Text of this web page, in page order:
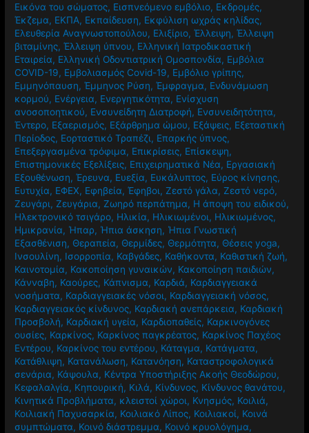
Εικόνα του σώματος, Εισπνεόμενο εμβόλιο, Εκδρομές,
Έκζεμα, ΕΚΠΑ, Εκπαίδευση, Εκφύλιση ωχράς κηλίδας,
Ελευθερία Αναγνωστοπούλου, Ελιξίριο,Έλλειψη,Έλλειψη
βιταμίνης,Έλλειψη ύπνου, Ελληνική Ιατροδικαστική
Εταιρεία, Ελληνική Οδοντιατρική Ομοσπονδία, Εμβόλια
COVID-19, Εμβολιασμός Covid-19, Εμβόλιο γρίπης,
Εμμηνόπαυση,Έμμηνος Ρύση,Έμφραγμα, Ενδυνάμωση
κορμού, Ενέργεια, Ενεργητικότητα, Ενίσχυση
ανοσοποητικού, Ενσυνείδητη Διατροφή, Ενσυνειδητότητα,
Έντερο, Εξαερισμός, Εξάρθρημα ώμου, Εξάψεις, Εξεταστική
Περίοδος, Εορταστικό Τραπέζι, Επαρκής ύπνος,
Επεξεργασμένα τρόφιμα, Επικρίσεις, Επίσκεψη,
Επιστημονικές Εξελίξεις, Επιχειρηματικά Νέα, Εργασιακή
Εξουθένωση,Έρευνα, Ευεξία, Ευκάλυπτος, Εύρος κίνησης,
Ευτυχία, ΕΦΕΧ, Εφηβεία,Έφηβοι,Ζεστό γάλα,Ζεστό νερό,
Ζευγάρι,Ζευγάρια,Ζωηρό περπάτημα, Η άποψη του ειδικού,
Ηλεκτρονικό τσιγάρο, Ηλικία, Ηλικιωμένοι, Ηλικιωμένος,
Ημικρανία, Ήπαρ, Ήπια άσκηση, Ήπια Γνωστική
Εξασθένιση, Θεραπεία, Θερμίδες, Θερμότητα, Θέσεις yoga,
Ινσουλίνη, Ισορροπία, Καβγάδες, Καθήκοντα, Καθιστική ζωή,
Καινοτομία, Κακοποίηση γυναικών, Κακοποίηση παιδιών,
Κάνναβη, Καούρες, Κάπνισμα, Καρδιά, Καρδιαγγειακά
νοσήματα, Καρδιαγγειακές νόσοι, Καρδιαγγειακή νόσος,
Καρδιαγγειακός κίνδυνος, Καρδιακή ανεπάρκεια, Καρδιακή
Προσβολή, Καρδιακή υγεία, Καρδιοπαθείς, Καρκινογόνες
ουσίες, Καρκίνος, Καρκίνος παγκρέατος, Καρκίνος Παχέος
Εντέρου, Καρκίνος του εντέρου, Κάταγμα, Κατάγματα,
Κατάθλιψη, Κατανάλωση, Κατανόηση, Καταστροφολογικά
σενάρια, Κάψουλα, Κέντρα Υποστήριξης Ακοής Θεοδώρου,
Κεφαλαλγία, Κηπουρική, Κιλά, Κίνδυνος, Κίνδυνος θανάτου,
Κινητικά Προβλήματα, κλειστοί χώροι, Κνησμός, Κοιλιά,
Κοιλιακή Παχυσαρκία, Κοιλιακό Λίπος, Κοιλιακοί, Κοινά
συμπτώματα, Κοινό διάστρεμμα, Κοινό κρυολόγημα,